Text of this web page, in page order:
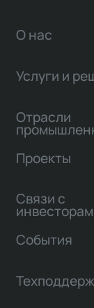
О нас
Услуги и
Отрасли
Проекты
Связи с
События